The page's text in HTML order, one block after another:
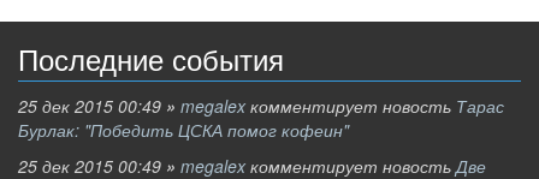
Последние события
25 дек 2015 00:49 » megalex комментирует новость Тарас
Бурлак: "Победить ЦСКА помог кофеин"
25 дек 2015 00:49 » megalex комментирует новостьДве